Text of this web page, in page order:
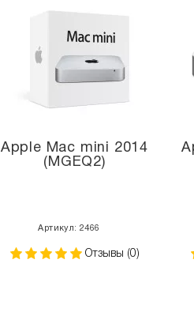
Apple Mac mini 2014
(MGEQ2)
Артикул: 2466
Отзывы (0)